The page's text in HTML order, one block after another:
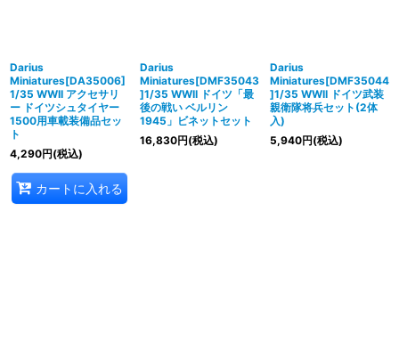
Darius
Miniatures[DA35006]
1/35 WWII アクセサリ
ー ドイツシュタイヤー
1500用車載装備品セッ
ト
4,290円(税込)
カートに入れる
Darius
Miniatures[DMF35043
]1/35 WWII ドイツ「最
後の戦い ベルリン
1945」ビネットセット
16,830円(税込)
Darius
Miniatures[DMF35044
]1/35 WWII ドイツ武装
親衛隊将兵セット(2体
入)
5,940円(税込)